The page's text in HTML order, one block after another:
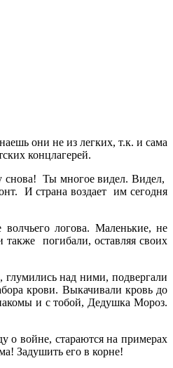
они не из легких, т.к. и сама
концлагерей.
снова! Ты многое видел. Видел,
И страна воздает им сегодня
логова. Маленькие, не
погибали, оставляя своих
над ними, подвергали
крови. Выкачивали кровь до
и с тобой, Дедушка Мороз.
о войне, стараются на примерах
Задушить его в корне!